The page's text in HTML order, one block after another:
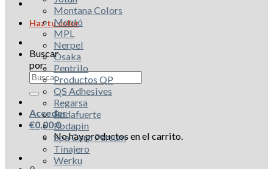
Haz tu color
Buscar
por:
Acceder
€0,000
No hay productos en el carrito.
Montana Colors
Montó
MPL
Nerpel
Osaka
Pentrilo
Productos QP
QS Adhesives
Regarsa
Rodafuerte
Rodapin
Spa Corp Persum
Tinajero
Werku